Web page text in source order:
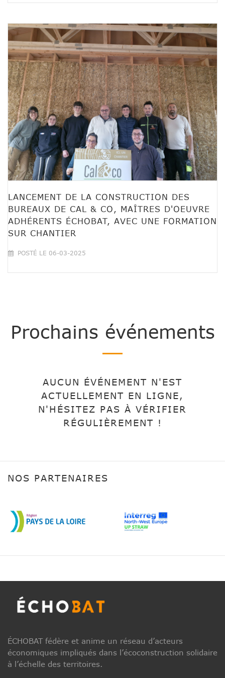
LANCEMENT DE LA CONSTRUCTION DES
BUREAUX DE CAL & CO, MAÎTRES D'OEUVRE
ADHÉRENTS ÉCHOBAT, AVEC UNE FORMATION
SUR CHANTIER
POSTÉ LE 06-03-2025
Prochains événements
AUCUN ÉVÉNEMENT N'EST
ACTUELLEMENT EN LIGNE,
N'HÉSITEZ PAS À VÉRIFIER
RÉGULIÈREMENT !
NOS PARTENAIRES
ÉCHOBAT fédère et anime un réseau d’acteurs
économiques impliqués dans l’écoconstruction solidaire
à l’échelle des territoires.